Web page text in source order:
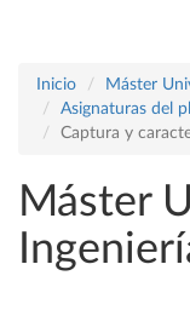
Inicio
Máster
Asignaturas del
Captura y
Máster